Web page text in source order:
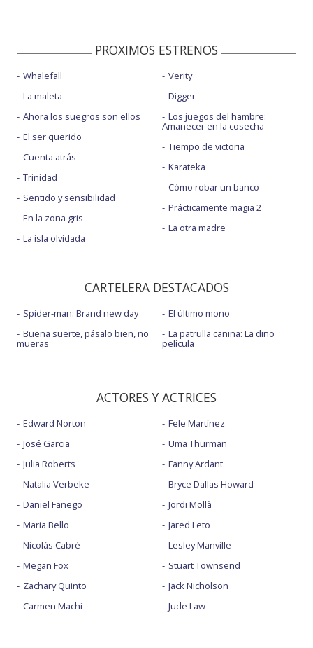
PROXIMOS ESTRENOS
Whalefall
La maleta
Ahora los suegros son ellos
El ser querido
Cuenta atrás
Trinidad
Sentido y sensibilidad
En la zona gris
La isla olvidada
Verity
Digger
Los juegos del hambre:
Amanecer en la cosecha
Tiempo de victoria
Karateka
Cómo robar un banco
Prácticamente magia 2
La otra madre
CARTELERA DESTACADOS
Spider-man: Brand new day
Buena suerte, pásalo bien, no
mueras
El último mono
La patrulla canina: La dino
película
ACTORES Y ACTRICES
Edward Norton
José Garcia
Julia Roberts
Natalia Verbeke
Daniel Fanego
Maria Bello
Nicolás Cabré
Megan Fox
Zachary Quinto
Carmen Machi
Fele Martínez
Uma Thurman
Fanny Ardant
Bryce Dallas Howard
Jordi Mollà
Jared Leto
Lesley Manville
Stuart Townsend
Jack Nicholson
Jude Law